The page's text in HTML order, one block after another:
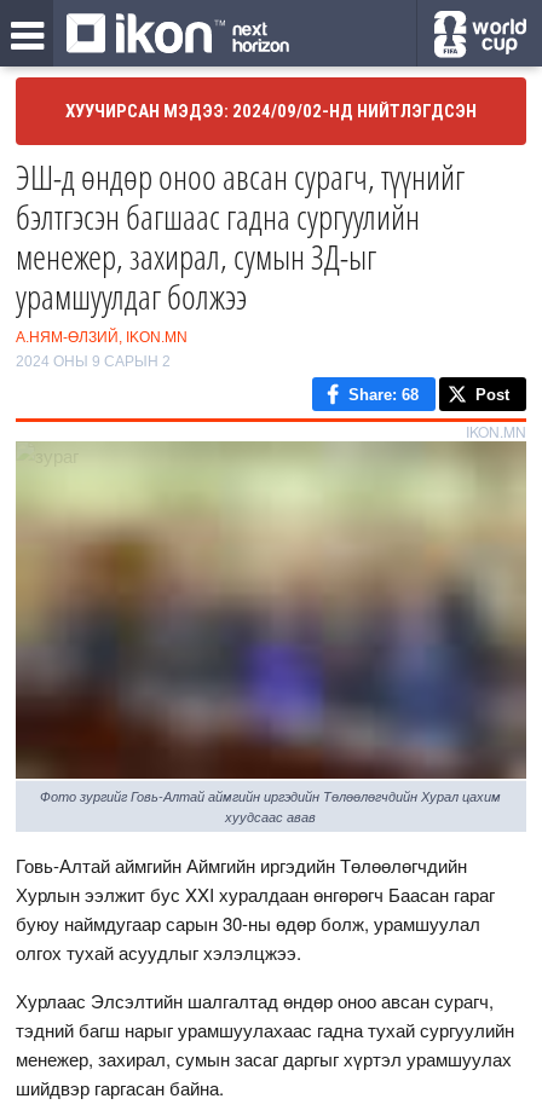
ХУУЧИРСАН МЭДЭЭ: 2024/09/02-НД НИЙТЛЭГДСЭН
ЭШ-д өндөр оноо авсан сурагч, түүнийг
бэлтгэсэн багшаас гадна сургуулийн
менежер, захирал, сумын ЗД-ыг
урамшуулдаг болжээ
А.НЯМ-ӨЛЗИЙ, IKON.MN
2024 ОНЫ 9 САРЫН 2
Share: 68 Post
IKON.MN
Фото зургийг Говь-Алтай аймгийн иргэдийн Төлөөлөгчдийн Хурал цахим
хуудсаас авав
Говь-Алтай аймгийн Аймгийн иргэдийн Төлөөлөгчдийн
Хурлын ээлжит бус XXI хуралдаан өнгөрөгч Баасан гараг
буюу наймдугаар сарын 30-ны өдөр болж, урамшуулал
олгох тухай асуудлыг хэлэлцжээ.
Хурлаас Элсэлтийн шалгалтад өндөр оноо авсан сурагч,
тэдний багш нарыг урамшуулахаас гадна тухай сургуулийн
менежер, захирал, сумын засаг даргыг хүртэл урамшуулах
шийдвэр гаргасан байна.